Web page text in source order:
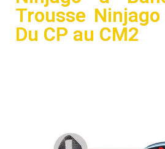
Trousse
Du CP au CM2